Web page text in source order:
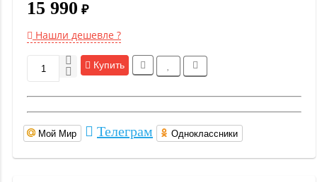
15 990 ₽
Нашли дешевле ?
Купить
Мой Мир Телеграм Одноклассники